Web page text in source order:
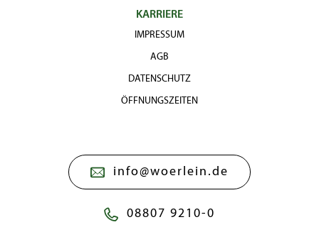
KARRIERE
IMPRESSUM
AGB
DATENSCHUTZ
ÖFFNUNGSZEITEN
info@woerlein.de
08807 9210-0